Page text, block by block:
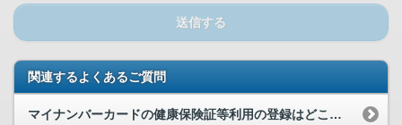
送信する
関連するよくあるご質問
マイナンバーカードの健康保険証等利用の登録はどこから行えますか。